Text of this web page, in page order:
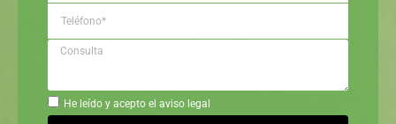
He leído y acepto el aviso legal